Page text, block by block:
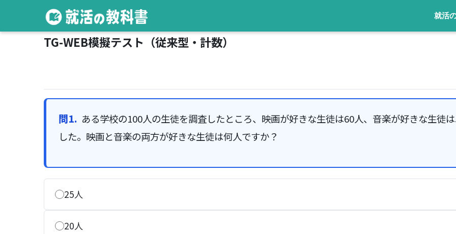
就活
TG-WEB模擬テスト（従来型・計数）
問1. ある学校の100人の生徒を調査したところ、映画が好きな生徒は60人、音楽が好きな生徒
した。映画と音楽の両方が好きな生徒は何人ですか？
25人
20人